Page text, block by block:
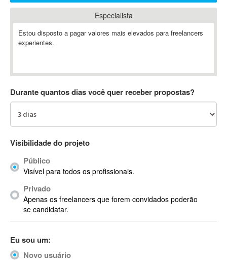
Ableton Live
Abstract
Abstract Window Toolkit (AWT)
AC Drives
ACARS
AccountMate
Acrobat
Acrobat X
Acronis
ACT
ActionScript
ActionScript 3
Especialista
Estou disposto a pagar valores mais elevados para freelancers
experientes.
Durante quantos dias você quer receber propostas?
Visibilidade do projeto
Público
Visível para todos os profissionais.
Privado
Apenas os freelancers que forem convidados poderão
se candidatar.
Eu sou um:
Novo usuário